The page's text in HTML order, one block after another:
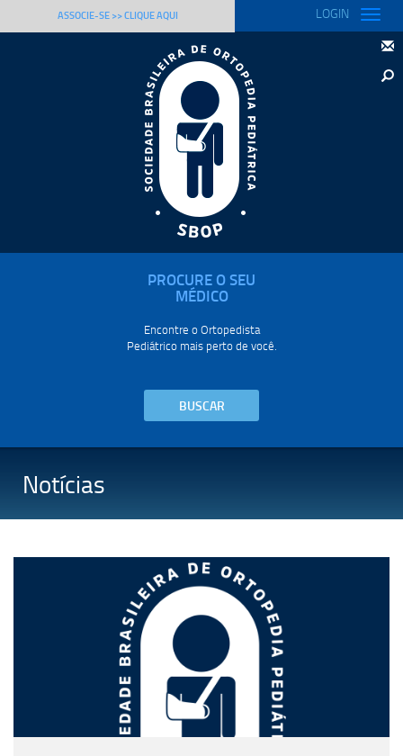
ASSOCIE-SE >> CLIQUE AQUI LOGIN
Toggle
PROCURE O SEU
MÉDICO
Encontre o Ortopedista
Pediátrico mais perto de você.
BUSCAR
Notícias